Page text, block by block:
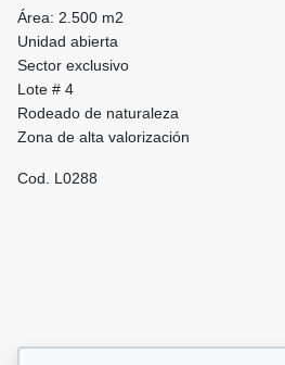
Área: 2.500 m2
Unidad abierta
Sector exclusivo
Lote # 4
Rodeado de naturaleza
Zona de alta valorización
Cod. L0288